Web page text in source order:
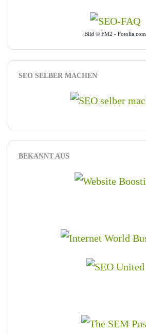
Bild © FM2 - Fotolia.com
SEO SELBER MACHEN
BEKANNT AUS